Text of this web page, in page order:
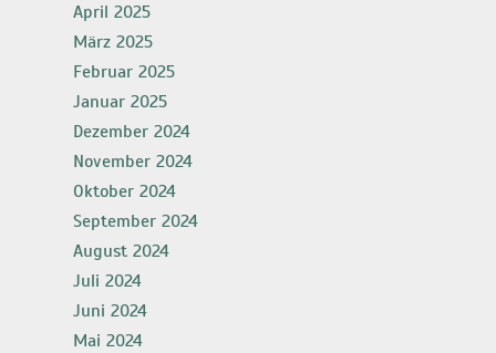
April 2025
März 2025
Februar 2025
Januar 2025
Dezember 2024
November 2024
Oktober 2024
September 2024
August 2024
Juli 2024
Juni 2024
Mai 2024